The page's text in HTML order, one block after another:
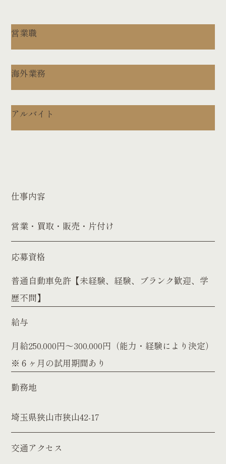
営業職
仕事内容
営業・買取・販売・片付け
応募資格
普通自動車免許【未経験、経験、ブランク歓迎、学
歴不問】
給与
月給250,000円～300,000円（能力・経験により決定）
※６ヶ月の試用期間あり
勤務地
埼玉県狭山市狭山42-17
交通アクセス
海外業務
アルバイト